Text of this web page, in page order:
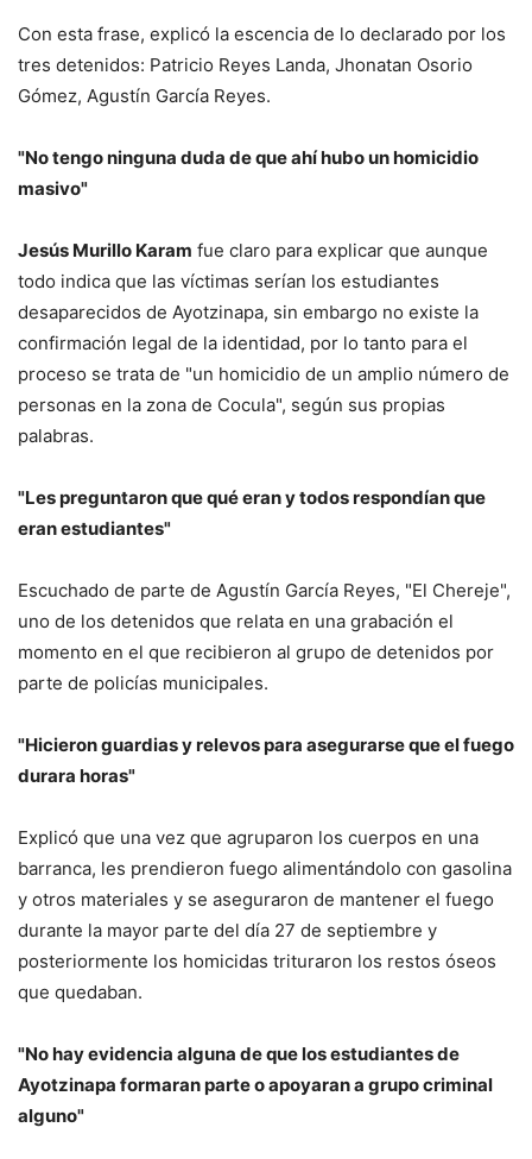
Con esta frase, explicó la escencia de lo declarado por los
tres detenidos: Patricio Reyes Landa, Jhonatan Osorio
Gómez, Agustín García Reyes.
"No tengo ninguna duda de que ahí hubo un homicidio
masivo"
Jesús Murillo Karam fue claro para explicar que aunque
todo indica que las víctimas serían los estudiantes
desaparecidos de Ayotzinapa, sin embargo no existe la
confirmación legal de la identidad, por lo tanto para el
proceso se trata de "un homicidio de un amplio número de
personas en la zona de Cocula", según sus propias
palabras.
"Les preguntaron que qué eran y todos respondían que
eran estudiantes"
Escuchado de parte de Agustín García Reyes, "El Chereje",
uno de los detenidos que relata en una grabación el
momento en el que recibieron al grupo de detenidos por
parte de policías municipales.
"Hicieron guardias y relevos para asegurarse que el fuego
durara horas"
Explicó que una vez que agruparon los cuerpos en una
barranca, les prendieron fuego alimentándolo con gasolina
y otros materiales y se aseguraron de mantener el fuego
durante la mayor parte del día 27 de septiembre y
posteriormente los homicidas trituraron los restos óseos
que quedaban.
"No hay evidencia alguna de que los estudiantes de
Ayotzinapa formaran parte o apoyaran a grupo criminal
alguno"